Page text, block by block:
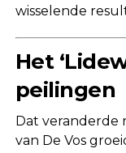
wisselende
Het
peilingen
Dat veranderde
van De Vos